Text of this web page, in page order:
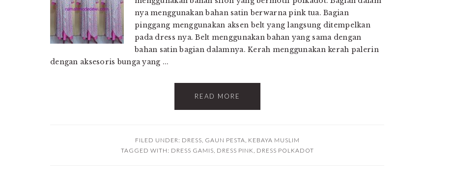
nya menggunakan bahan satin berwarna pink tua. Bagian
pinggang menggunakan aksen belt yang langsung ditempelkan
pada dress nya. Belt menggunakan bahan yang sama dengan
bahan satin bagian dalamnya. Kerah menggunakan kerah palerin
dengan aksesoris bunga yang ...
READ MORE
FILED UNDER: DRESS, GAUN PESTA, KEBAYA MUSLIM
TAGGED WITH: DRESS GAMIS, DRESS PINK, DRESS POLKADOT